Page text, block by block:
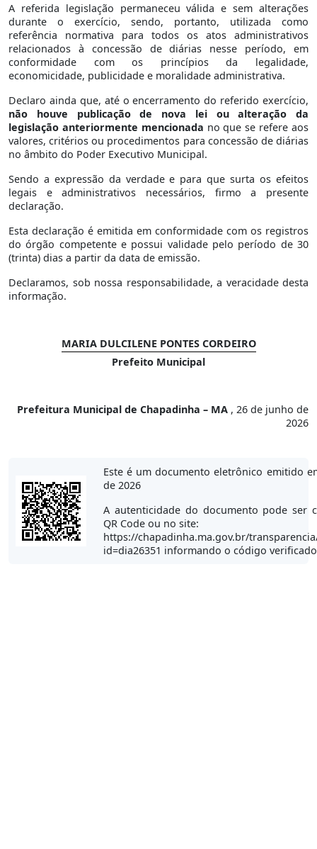
A referida legislação permaneceu válida e sem alterações
durante o exercício, sendo, portanto, utilizada como
referência normativa para todos os atos administrativos
relacionados à concessão de diárias nesse período, em
conformidade com os princípios da legalidade,
economicidade, publicidade e moralidade administrativa.
Declaro ainda que, até o encerramento do referido exercício,
não houve publicação de nova lei ou alteração da
legislação anteriormente mencionada no que se refere aos
valores, critérios ou procedimentos para concessão de diárias
no âmbito do Poder Executivo Municipal.
Sendo a expressão da verdade e para que surta os efeitos
legais e administrativos necessários, firmo a presente
declaração.
Esta declaração é emitida em conformidade com os registros
do órgão competente e possui validade pelo período de 30
(trinta) dias a partir da data de emissão.
Declaramos, sob nossa responsabilidade, a veracidade desta
informação.
MARIA DULCILENE PONTES CORDEIRO
Prefeito Municipal
Prefeitura Municipal de Chapadinha – MA , 26 de junho de
2026
Este é um documento eletrônico emitido
de 2026
A autenticidade do documento pode ser
QR Code ou no site:
https://chapadinha.ma.gov.br/
id=dia26351 informando o código